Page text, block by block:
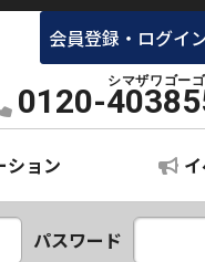
シマケイ)
会員登録・ログイ
0120-
ション
パスワード